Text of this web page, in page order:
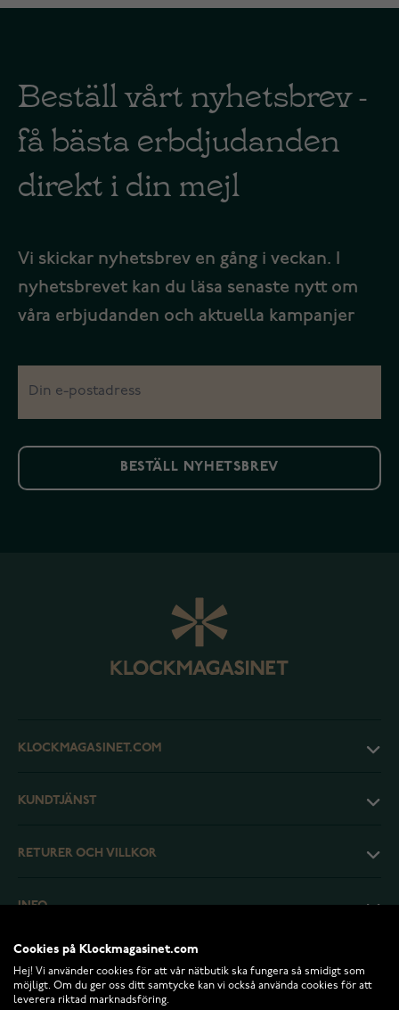
Beställ vårt nyhetsbrev -
få bästa erbdjudanden
direkt i din mejl
Vi skickar nyhetsbrev en gång i veckan. I
nyhetsbrevet kan du läsa senaste nytt om
våra erbjudanden och aktuella kampanjer
BESTÄLL NYHETSBREV
KLOCKMAGASINET.COM
KUNDTJÄNST
RETURER OCH VILLKOR
INFO
Cookies på Klockmagasinet.com
Hej! Vi använder cookies för att vår nätbutik ska fungera så smidigt som
möjligt. Om du ger oss ditt samtycke kan vi också använda cookies för att
leverera riktad marknadsföring.